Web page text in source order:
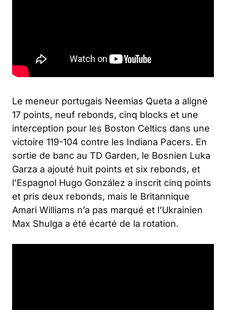
Le meneur portugais Neemias Queta a aligné
17 points, neuf rebonds, cinq blocks et une
interception pour les Boston Celtics dans une
victoire 119-104 contre les Indiana Pacers. En
sortie de banc au TD Garden, le Bosnien Luka
Garza a ajouté huit points et six rebonds, et
l’Espagnol Hugo González a inscrit cinq points
et pris deux rebonds, mais le Britannique
Amari Williams n’a pas marqué et l’Ukrainien
Max Shulga a été écarté de la rotation.